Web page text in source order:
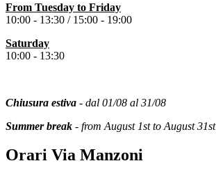
From Tuesday to Friday
10:00 - 13:30 / 15:00 - 19:00
Saturday
10:00 - 13:30
Chiusura estiva - dal 01/08 al 31/08
Summer break - from August 1st to August 31st
Orari Via Manzoni